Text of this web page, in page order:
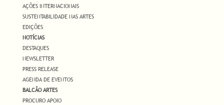
AÇÕES INTERNACIONAIS
SUSTENTABILIDADE NAS ARTES
EDIÇÕES
NOTÍCIAS
DESTAQUES
NEWSLETTER
PRESS RELEASE
AGENDA DE EVENTOS
BALCÃO ARTES
PROCURO APOIO